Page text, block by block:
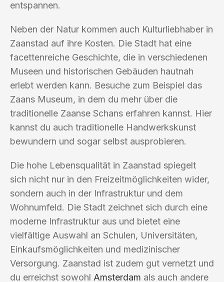
entspannen.
Neben der Natur kommen auch Kulturliebhaber in
Zaanstad auf ihre Kosten. Die Stadt hat eine
facettenreiche Geschichte, die in verschiedenen
Museen und historischen Gebäuden hautnah
erlebt werden kann. Besuche zum Beispiel das
Zaans Museum, in dem du mehr über die
traditionelle Zaanse Schans erfahren kannst. Hier
kannst du auch traditionelle Handwerkskunst
bewundern und sogar selbst ausprobieren.
Die hohe Lebensqualität in Zaanstad spiegelt
sich nicht nur in den Freizeitmöglichkeiten wider,
sondern auch in der Infrastruktur und dem
Wohnumfeld. Die Stadt zeichnet sich durch eine
moderne Infrastruktur aus und bietet eine
vielfältige Auswahl an Schulen, Universitäten,
Einkaufsmöglichkeiten und medizinischer
Versorgung. Zaanstad ist zudem gut vernetzt und
du erreichst sowohl Amsterdam als auch andere